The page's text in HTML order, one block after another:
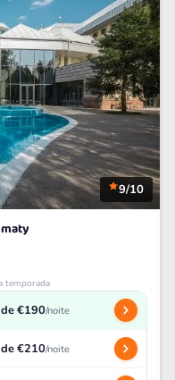
9/10
temporada
€190/noite
€210/noite